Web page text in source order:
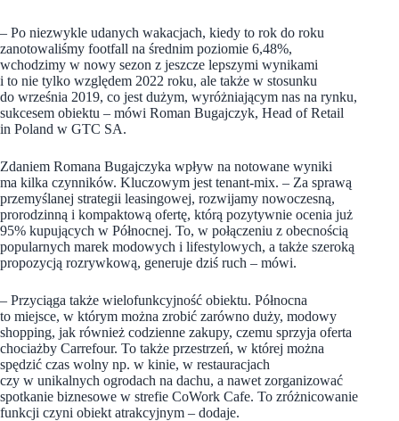
– Po niezwykle udanych wakacjach, kiedy to rok do roku
zanotowaliśmy footfall na średnim poziomie 6,48%,
wchodzimy w nowy sezon z jeszcze lepszymi wynikami
i to nie tylko względem 2022 roku, ale także w stosunku
do września 2019, co jest dużym, wyróżniającym nas na rynku,
sukcesem obiektu – mówi Roman Bugajczyk, Head of Retail
in Poland w GTC SA.
Zdaniem Romana Bugajczyka wpływ na notowane wyniki
ma kilka czynników. Kluczowym jest tenant-mix. – Za sprawą
przemyślanej strategii leasingowej, rozwijamy nowoczesną,
prorodzinną i kompaktową ofertę, którą pozytywnie ocenia już
95% kupujących w Północnej. To, w połączeniu z obecnością
popularnych marek modowych i lifestylowych, a także szeroką
propozycją rozrywkową, generuje dziś ruch – mówi.
– Przyciąga także wielofunkcyjność obiektu. Północna
to miejsce, w którym można zrobić zarówno duży, modowy
shopping, jak również codzienne zakupy, czemu sprzyja oferta
chociażby Carrefour. To także przestrzeń, w której można
spędzić czas wolny np. w kinie, w restauracjach
czy w unikalnych ogrodach na dachu, a nawet zorganizować
spotkanie biznesowe w strefie CoWork Cafe. To zróżnicowanie
funkcji czyni obiekt atrakcyjnym – dodaje.